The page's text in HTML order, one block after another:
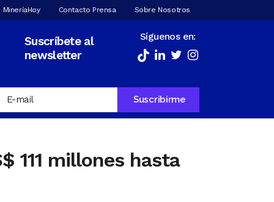
MineríaHoy Contacto Prensa Sobre Nosotros
Suscríbete al
newsletter
Síguenos en:
111 millones hasta